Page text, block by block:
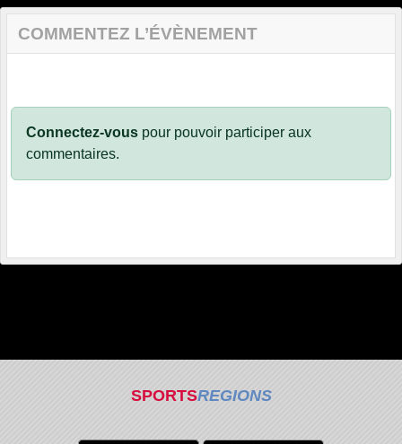
COMMENTEZ L’ÉVÈNEMENT
Connectez-vous pour pouvoir participer aux
commentaires.
SPORTSREGIONS